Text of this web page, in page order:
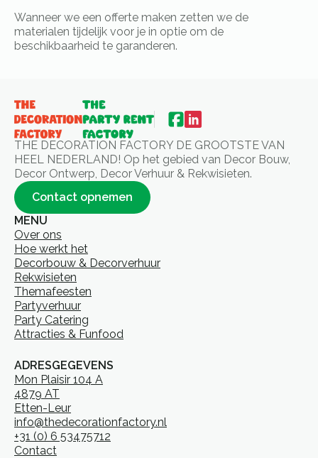
Wanneer we een offerte maken zetten we de
materialen tijdelijk voor je in optie om de
beschikbaarheid te garanderen.
THE DECORATION FACTORY DE GROOTSTE VAN
HEEL NEDERLAND! Op het gebied van Decor Bouw,
Decor Ontwerp, Decor Verhuur & Rekwisieten.
Contact opnemen
MENU
Over ons
Hoe werkt het
Decorbouw & Decorverhuur
Rekwisieten
Themafeesten
Partyverhuur
Party Catering
Attracties & Funfood
ADRESGEGEVENS
Mon Plaisir 104 A
4879 AT
Etten-Leur
info@thedecorationfactory.nl
+31 (0) 6 53475712
Contact